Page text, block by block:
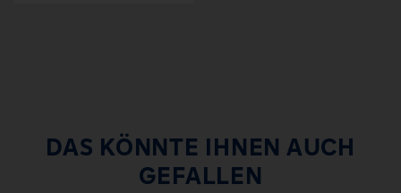
DAS KÖNNTE IHNEN AUCH
GEFALLEN